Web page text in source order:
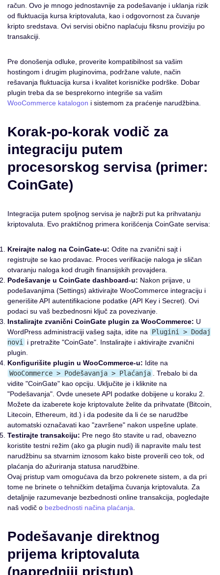
račun. Ovo je mnogo jednostavnije za podešavanje i uklanja rizik
od fluktuacija kursa kriptovaluta, kao i odgovornost za čuvanje
kripto sredstava. Ovi servisi obično naplaćuju fiksnu proviziju po
transakciji.
Pre donošenja odluke, proverite kompatibilnost sa vašim
hostingom i drugim pluginovima, podržane valute, način
rešavanja fluktuacija kursa i kvalitet korisničke podrške. Dobar
plugin treba da se besprekorno integriše sa vašim
WooCommerce katalogon i sistemom za praćenje narudžbina.
Korak-po-korak vodič za
integraciju putem
procesorskog servisa (primer:
CoinGate)
Integracija putem spoljnog servisa je najbrži put ka prihvatanju
kriptovaluta. Evo praktičnog primera korišćenja CoinGate servisa:
Kreirajte nalog na CoinGate-u: Odite na zvanični sajt i
registrujte se kao prodavac. Proces verifikacije naloga je sličan
otvaranju naloga kod drugih finansijskih provajdera.
Podešavanje u CoinGate dashboard-u: Nakon prijave, u
podešavanjima (Settings) aktivirajte WooCommerce integraciju i
generišite API autentifikacione podatke (API Key i Secret). Ovi
podaci su vaš bezbednosni ključ za povezivanje.
Instalirajte zvanični CoinGate plugin za WooCommerce: U
WordPress administraciji vašeg sajta, idite na
Plugini > Dodaj
novi
i pretražite "CoinGate". Instalirajte i aktivirajte zvanični
plugin.
Konfigurišite plugin u WooCommerce-u: Idite na
WooCommerce > Podešavanja > Plaćanja
. Trebalo bi da
vidite "CoinGate" kao opciju. Uključite je i kliknite na
"Podešavanja". Ovde unesete API podatke dobijene u koraku 2.
Možete da izaberete koje kriptovalute želite da prihvatate (Bitcoin,
Litecoin, Ethereum, itd.) i da podesite da li će se narudžbe
automatski označavati kao "završene" nakon uspešne uplate.
Testirajte transakciju: Pre nego što stavite u rad, obavezno
koristite testni režim (ako ga plugin nudi) ili napravite malu test
narudžbinu sa stvarnim iznosom kako biste proverili ceo tok, od
plaćanja do ažuriranja statusa narudžbine.
Ovaj pristup vam omogućava da brzo pokrenete sistem, a da pri
tome ne brinete o tehničkim detaljima čuvanja kriptovaluta. Za
detaljnije razumevanje bezbednosti online transakcija, pogledajte
naš vodič o bezbednosti načina plaćanja
Podešavanje direktnog
prijema kriptovaluta
(napredniji pristup)